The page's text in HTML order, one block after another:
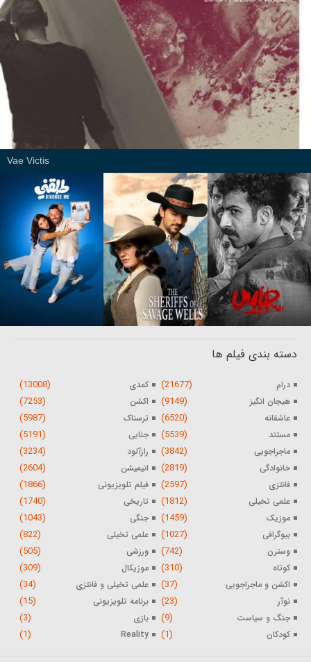
Vae Victis
دسته بندی فیلم ها
درام (21677) کمدی (13008)
هیجان انگیز (9149) اکشن (7253)
عاشقانه (6520) ترسناک (5987)
مستند (5539) جنایی (5191)
ماجراجویی (3842) رازآلود (3234)
خانوادگی (2819) انیمیشن (2604)
فانتزی (2597) فیلم تلویزیونی (1866)
علمی تخیلی (1812) تاریخی (1740)
موزیک (1459) جنگی (1043)
بیوگرافی (1027) علمی تخیلی (822)
وسترن (742) ورزشی (505)
کوتاه (310) موزیکال (309)
اکشن و ماجراجویی (37) علمی تخیلی و فانتزی (34)
نوآر (23) برنامه تلویزیونی (15)
جنگ و سیاست (9) بازی (3)
کودکان (1)
Reality
(1)